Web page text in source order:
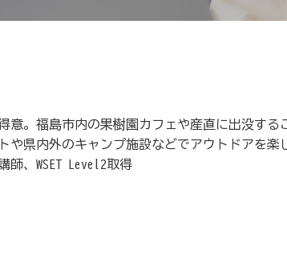
。福島市内の果樹園カフェや産直に出没する
県内外のキャンプ施設などでアウトドアを楽
師、WSET Level2取得